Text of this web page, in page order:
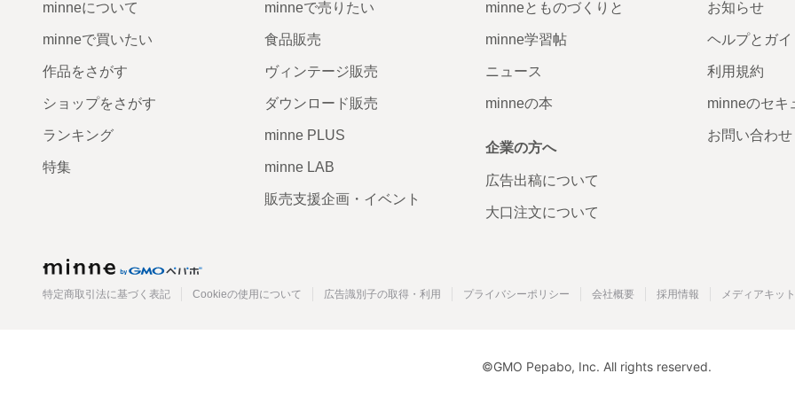
minneについて
minneで買いたい
作品をさがす
ショップをさがす
ランキング
特集
minneで売りたい
食品販売
ヴィンテージ販売
ダウンロード販売
minne PLUS
minne LAB
販売支援企画・イベント
minneとものづくりと
minne学習帖
ニュース
minneの本
企業の方へ
広告出稿について
大口注文について
お知らせ
ヘルプとガイ
利用規約
minneのセキ
お問い合わせ
特定商取引法に基づく表記 Cookieの使用について 広告識別子の取得・利用 プライバシーポリシー 会社概要 採用情報 メディアキット
©GMO Pepabo, Inc. All rights reserved.